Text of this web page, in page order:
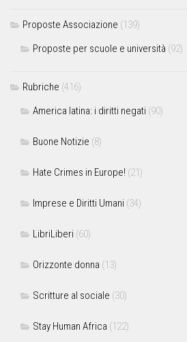
Proposte Associazione (139)
Proposte per scuole e università (92)
Rubriche (416)
America latina: i diritti negati (90)
Buone Notizie (8)
Hate Crimes in Europe! (21)
Imprese e Diritti Umani (34)
LibriLiberi (60)
Orizzonte donna (13)
Scritture al sociale (30)
Stay Human Africa (122)